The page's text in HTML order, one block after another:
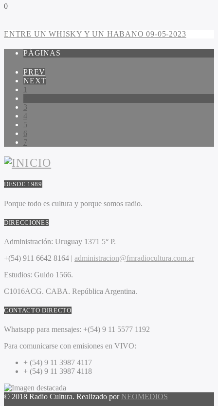
0
ENTRE UN WHISKY Y UN HABANO 09-05-2023
PÁGINAS
PREV
NEXT
1
3
4
5
6
7
DESDE 1989
Porque todo es cultura y porque somos radio.
DIRECCIONES
Administración: Uruguay 1371 5° P.
+(54) 911 6642 8164 | administracion@fmradiocultura.com.ar
Estudios: Guido 1566.
C1016ACG. CABA. República Argentina.
CONTACTO DIRECTO
Whatsapp para mensajes: +(54) 9 11 5577 1192
Para comunicarse con emisiones en VIVO:
+ (54) 9 11 3987 4117
+ (54) 9 11 3987 4118
© 2018 Radio Cultura. Realizado por NEOMEDIOS